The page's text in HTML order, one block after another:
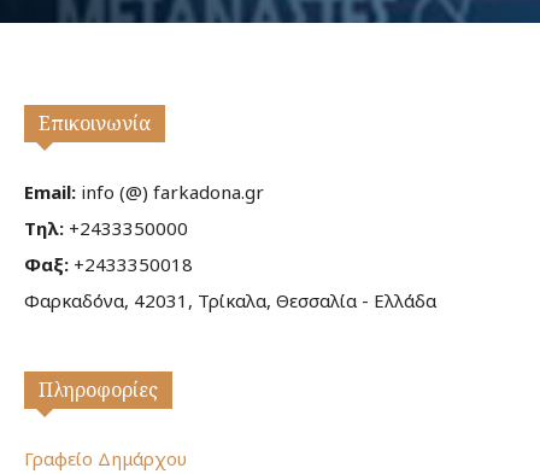
Επικοινωνία
Email: info (@) farkadona.gr
Τηλ: +2433350000
Φαξ: +2433350018
Φαρκαδόνα, 42031, Τρίκαλα, Θεσσαλία - Ελλάδα
Πληροφορίες
Γραφείο Δημάρχου